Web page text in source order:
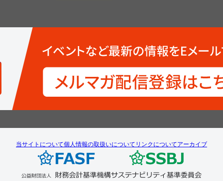
当サイトについて個人情報の取扱いについて リンクについてアーカイブ